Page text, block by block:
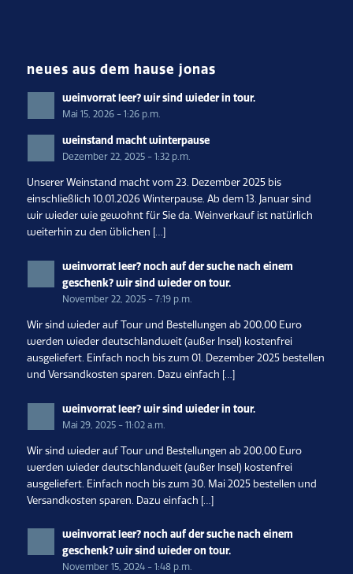
neues aus dem hause jonas
weinvorrat leer? wir sind wieder in tour.
Mai 15, 2026 - 1:26 p.m.
weinstand macht winterpause
Dezember 22, 2025 - 1:32 p.m.
Unserer Weinstand macht vom 23. Dezember 2025 bis
einschließlich 10.01.2026 Winterpause. Ab dem 13. Januar sind
wir wieder wie gewohnt für Sie da. Weinverkauf ist natürlich
weiterhin zu den üblichen […]
weinvorrat leer? noch auf der suche nach einem
geschenk? wir sind wieder on tour.
November 22, 2025 - 7:19 p.m.
Wir sind wieder auf Tour und Bestellungen ab 200,00 Euro
werden wieder deutschlandweit (außer Insel) kostenfrei
ausgeliefert. Einfach noch bis zum 01. Dezember 2025 bestellen
und Versandkosten sparen. Dazu einfach […]
weinvorrat leer? wir sind wieder in tour.
Mai 29, 2025 - 11:02 a.m.
Wir sind wieder auf Tour und Bestellungen ab 200,00 Euro
werden wieder deutschlandweit (außer Insel) kostenfrei
ausgeliefert. Einfach noch bis zum 30. Mai 2025 bestellen und
Versandkosten sparen. Dazu einfach […]
weinvorrat leer? noch auf der suche nach einem
geschenk? wir sind wieder on tour.
November 15, 2024 - 1:48 p.m.